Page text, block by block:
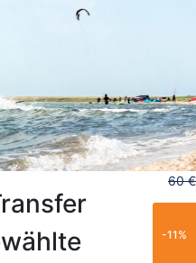
-11%
60 €